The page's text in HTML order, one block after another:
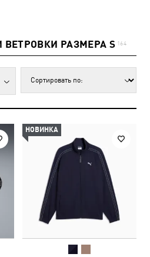
РАЗМЕРА S 164
НОВИНКА